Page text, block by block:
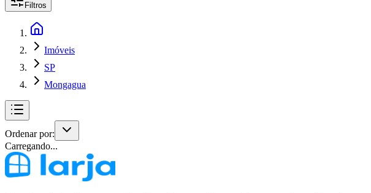
Filtros
Imóveis
SP
Mongagua
Ordenar por:
Carregando...